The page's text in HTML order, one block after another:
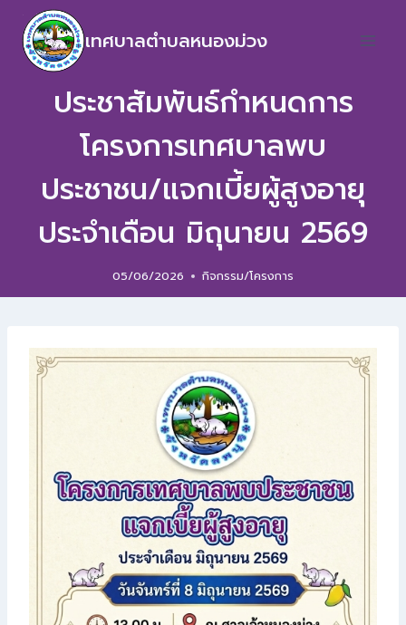
เทศบาลตำบลหนองม่วง
ประชาสัมพันธ์กำหนดการ
โครงการเทศบาลพบ
ประชาชน/แจกเบี้ยผู้สูงอายุ
ประจำเดือน มิถุนายน 2569
05/06/2026 กิจกรรม/โครงการ